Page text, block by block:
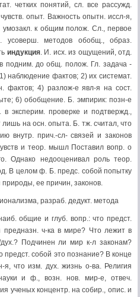
четких понятий, сл. все рассужд.
опыт. Важность опытн. иссл-я,
умозакл. к общим полож. Сл., первое
усоверш. методов обобщ., образ.
индукция. И. исх. из ощущений, отд.
подним. до общ. полож. Гл. задача -
наблюдение фактов; 2) их системат.
фактов; 4) разлож-е явл-я на сост.
6) обобщение. Б. эмпирик: позн-е
в эксперим. проверке и подтвержд.,
на осн. опыта. Б. тж. считал, что
внутр. прич.-сл- связей и законов
и теор. мышл Поставил вопр. о
Однако недооценивал роль теор.
В целом ф. Б. предс. собой попытку
ее причин, законов.
разраб. дедукт. метода
общие и глуб. вопр.: что предст.
предназн. ч-ка в мире? Что лежит в
дух.? Подчинен ли мир к-л законам?
предст. собой это познание? В конце
я, что изм. дух. жизнь о-ва. Религия
и ф., возн. нов. мир-е, отвеч.
ученых концентр. на собир., опис. и